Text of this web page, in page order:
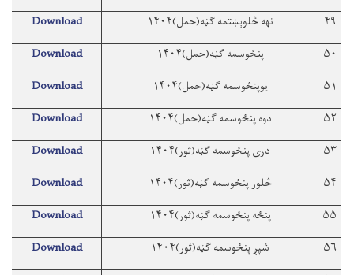
۴۹
نهه څلوېښتمه ګڼه(حمل)۱۴۰۴
Download
۵۰
پنځوسمه ګڼه(حمل)۱۴۰۴
Download
۵۱
یوپنځوسمه ګڼه(حمل)۱۴۰۴
Download
۵۲
دوه پنځوسمه ګڼه(حمل)۱۴۰۴
Download
۵۳
دری پنځوسمه ګڼه(ثور)۱۴۰۴
Download
۵۴
څلور پنځوسمه ګڼه(ثور)۱۴۰۴
Download
۵۵
پنځه پنځوسمه ګڼه(ثور)۱۴۰۴
Download
۵۶
شپږ پنځوسمه ګڼه(ثور)۱۴۰۴
Download